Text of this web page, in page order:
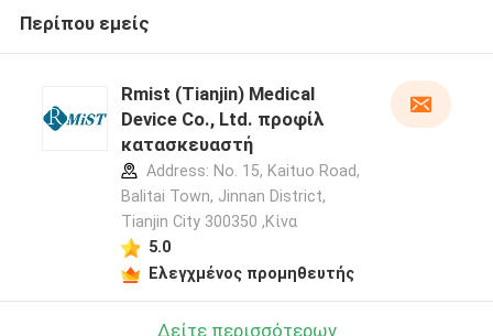
Περίπου εμείς
Rmist (Tianjin) Medical
Device Co., Ltd. προφίλ
κατασκευαστή
Address: No. 15, Kaituo Road,
Balitai Town, Jinnan District,
Tianjin City 300350 ,Κίνα
5.0
Ελεγχμένος προμηθευτής
Δείτε περισσότερων